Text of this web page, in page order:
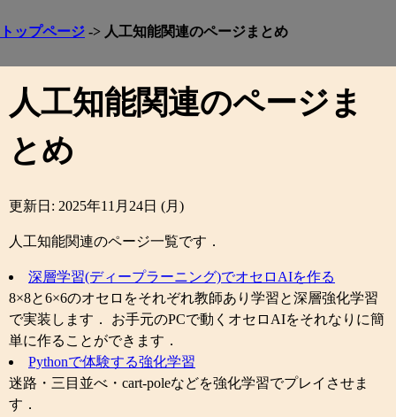
トップページ -> 人工知能関連のページまとめ
人工知能関連のページま
とめ
更新日: 2025年11月24日 (月)
人工知能関連のページ一覧です．
深層学習(ディープラーニング)でオセロAIを作る
8×8と6×6のオセロをそれぞれ教師あり学習と深層強化学習
で実装します． お手元のPCで動くオセロAIをそれなりに簡
単に作ることができます．
Pythonで体験する強化学習
迷路・三目並べ・cart-poleなどを強化学習でプレイさせま
す．